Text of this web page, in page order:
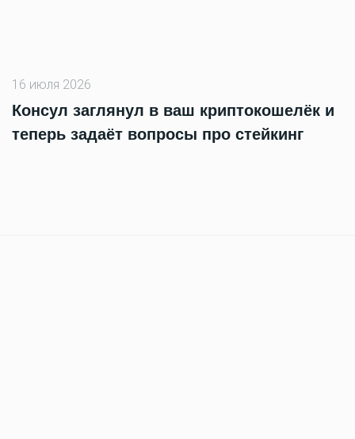
16 июля 2026
Консул заглянул в ваш криптокошелёк и
теперь задаёт вопросы про стейкинг